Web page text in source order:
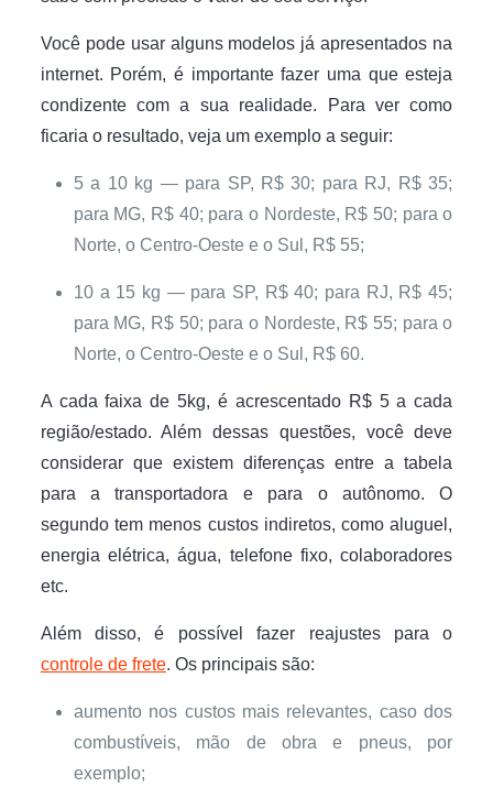
Você pode usar alguns modelos já apresentados na
internet. Porém, é importante fazer uma que esteja
condizente com a sua realidade. Para ver como
ficaria o resultado, veja um exemplo a seguir:
5 a 10 kg — para SP, R$ 30; para RJ, R$ 35;
para MG, R$ 40; para o Nordeste, R$ 50; para o
Norte, o Centro-Oeste e o Sul, R$ 55;
10 a 15 kg — para SP, R$ 40; para RJ, R$ 45;
para MG, R$ 50; para o Nordeste, R$ 55; para o
Norte, o Centro-Oeste e o Sul, R$ 60.
A cada faixa de 5kg, é acrescentado R$ 5 a cada
região/estado. Além dessas questões, você deve
considerar que existem diferenças entre a tabela
para a transportadora e para o autônomo. O
segundo tem menos custos indiretos, como aluguel,
energia elétrica, água, telefone fixo, colaboradores
etc.
Além disso, é possível fazer reajustes para o
controle de frete. Os principais são:
aumento nos custos mais relevantes, caso dos
combustíveis, mão de obra e pneus, por
exemplo;